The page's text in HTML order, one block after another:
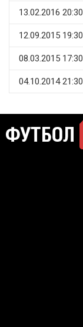
13.02.2016 20:30
12.09.2015 19:30
08.03.2015 17:30
04.10.2014 21:30